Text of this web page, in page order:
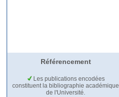
Référencement
Les publications encodées
constituent la bibliographie académique
de l'Université.